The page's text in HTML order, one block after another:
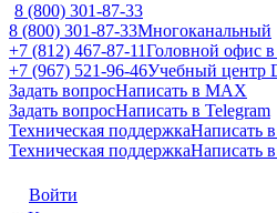
8 (800) 301-87-33
8 (800) 301-87-33Многоканальный
+7 (812) 467-87-11Головной офис
+7 (967) 521-96-46Учебный центр
Задать вопросНаписать в MAX
Задать вопросНаписать в Telegram
Техническая поддержкаНаписать
Техническая поддержкаНаписать
Войти